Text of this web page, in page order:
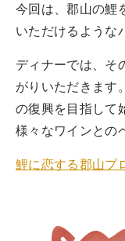
今回は、郡山の鯉
いただけるような
ディナーでは、そ
がりいただきます
の復興を目指して
様々なワインとの
鯉に恋する郡山プ